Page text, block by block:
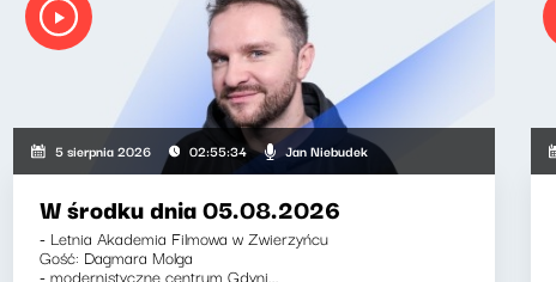
5 sierpnia 2026 02:55:34 Jan Niebudek
W środku dnia 05.08.2026
- Letnia Akademia Filmowa w Zwierzyńcu
Gość: Dagmara Molga
- modernistyczne centrum Gdyni...